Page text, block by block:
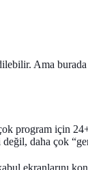
. Ama
program için
daha çok
ekranlarını